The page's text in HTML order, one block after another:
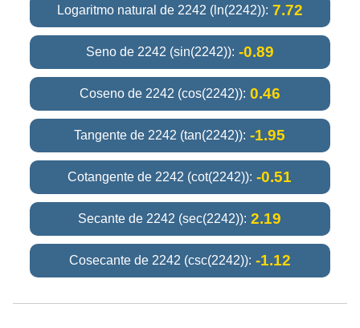
Logaritmo natural de 2242 (ln(2242)): 7.72
Seno de 2242 (sin(2242)): -0.89
Coseno de 2242 (cos(2242)): 0.46
Tangente de 2242 (tan(2242)): -1.95
Cotangente de 2242 (cot(2242)): -0.51
Secante de 2242 (sec(2242)): 2.19
Cosecante de 2242 (csc(2242)): -1.12